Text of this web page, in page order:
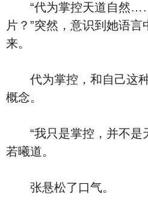
“代为掌控天道自然……
片？”突然，意识到她语
来。
代为掌控，和自己这种
概念。
“我只是掌控，并不是
若曦道。
张悬松了口气。